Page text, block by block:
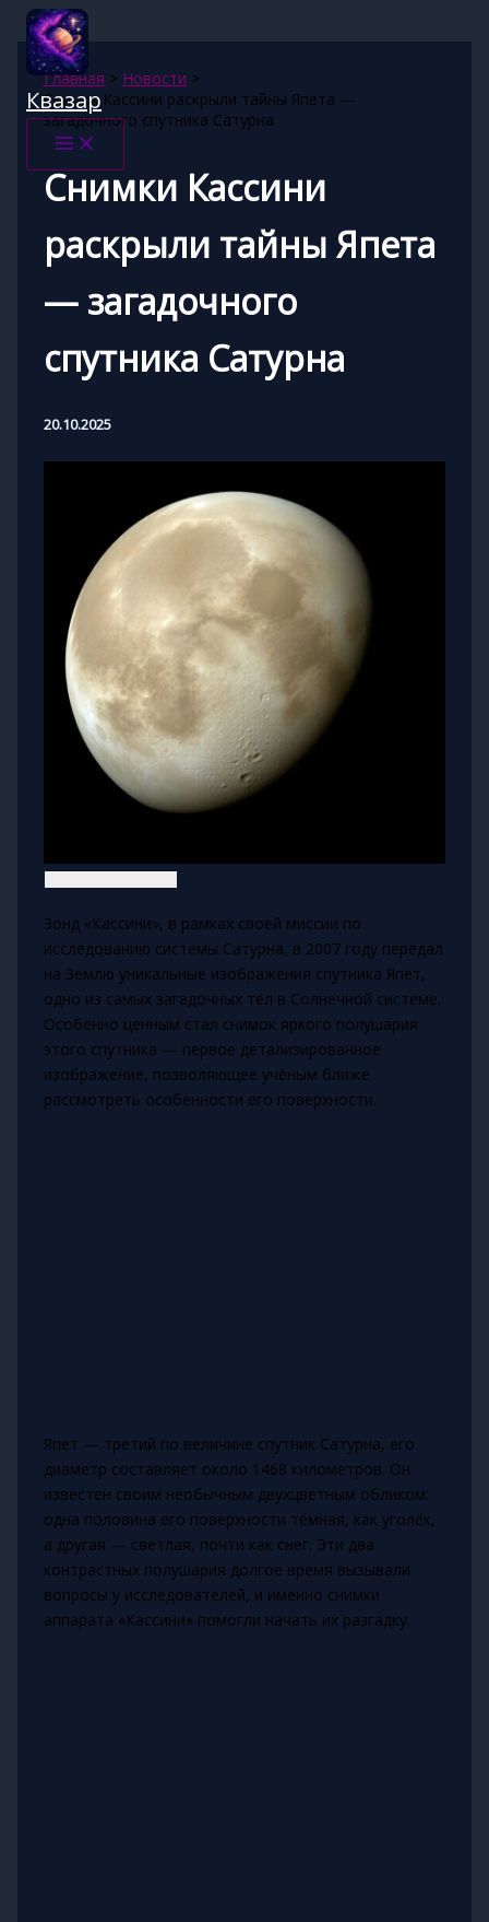
Перейти
содержимому
Квазар
Главная
Новости
Снимки Кассини раскрыли тайны Япета —
загадочного спутника Сатурна
Снимки Кассини
раскрыли тайны Япета
— загадочного
спутника Сатурна
20.10.2025
Зонд «Кассини», в рамках своей миссии по
исследованию системы Сатурна, в 2007 году передал
на Землю уникальные изображения спутника Япет,
одно из самых загадочных тел в Солнечной системе.
Особенно ценным стал снимок яркого полушария
этого спутника — первое детализированное
изображение, позволяющее учёным ближе
рассмотреть особенности его поверхности.
Япет — третий по величине спутник Сатурна, его
диаметр составляет около 1468 километров. Он
известен своим необычным двухцветным обликом:
одна половина его поверхности тёмная, как уголёк,
а другая — светлая, почти как снег. Эти два
контрастных полушария долгое время вызывали
вопросы у исследователей, и именно снимки
аппарата «Кассини» помогли начать их разгадку.